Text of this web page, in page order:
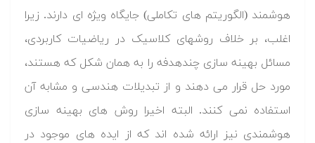
هوشمند (الگوریتم های تکاملی) جایگاه ویژه ای دارند. زیرا
اغلب، بر خلاف روشهای کلاسیک در ریاضیات کاربردی،
مسائل بهینه سازی چندهدفه را به همان شکل که هستند،
مورد حل قرار می دهند و از تبدیلات هندسی و مشابه آن
استفاده نمی کنند. البته اخیرا روش های بهینه سازی
هوشمندی نیز ارائه شده اند که از ایده های موجود در